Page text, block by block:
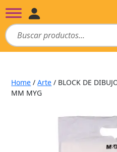
Home /Arte / BLOCK DE
MM MYG